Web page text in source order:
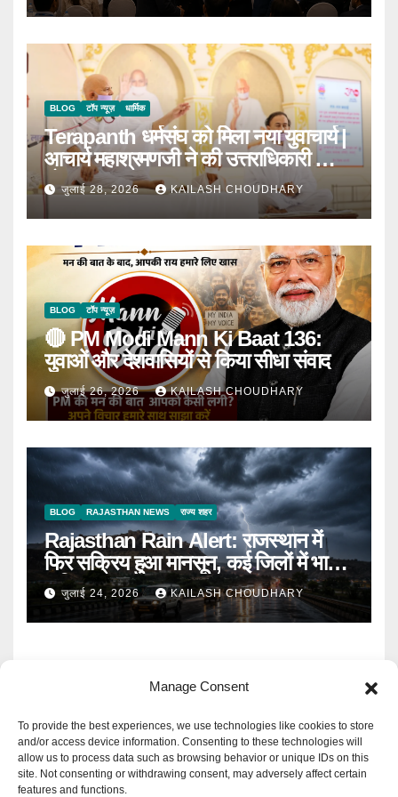
Manage Consent
To provide the best experiences, we use technologies like cookies to store
and/or access device information. Consenting to these technologies will
allow us to process data such as browsing behavior or unique IDs on this
site. Not consenting or withdrawing consent, may adversely affect certain
features and functions.
BLOG टॉप न्यूज़ धार्मिक
Terapanth धर्मसंघ को मिला नया युवाचार्य |
आचार्य महाश्रमणजी ने की उत्तराधिकारी की
घोषणा
जुलाई 28, 2026 KAILASH CHOUDHARY
BLOG टॉप न्यूज़
🔴 PM Modi Mann Ki Baat 136:
युवाओं और देशवासियों से किया सीधा संवाद
जुलाई 26, 2026 KAILASH CHOUDHARY
BLOG RAJASTHAN NEWS राज्य शहर
Rajasthan Rain Alert: राजस्थान में
फिर सक्रिय हुआ मानसून, कई जिलों में भारी
बारिश का Alert
जुलाई 24, 2026 KAILASH CHOUDHARY
Mangal Media News